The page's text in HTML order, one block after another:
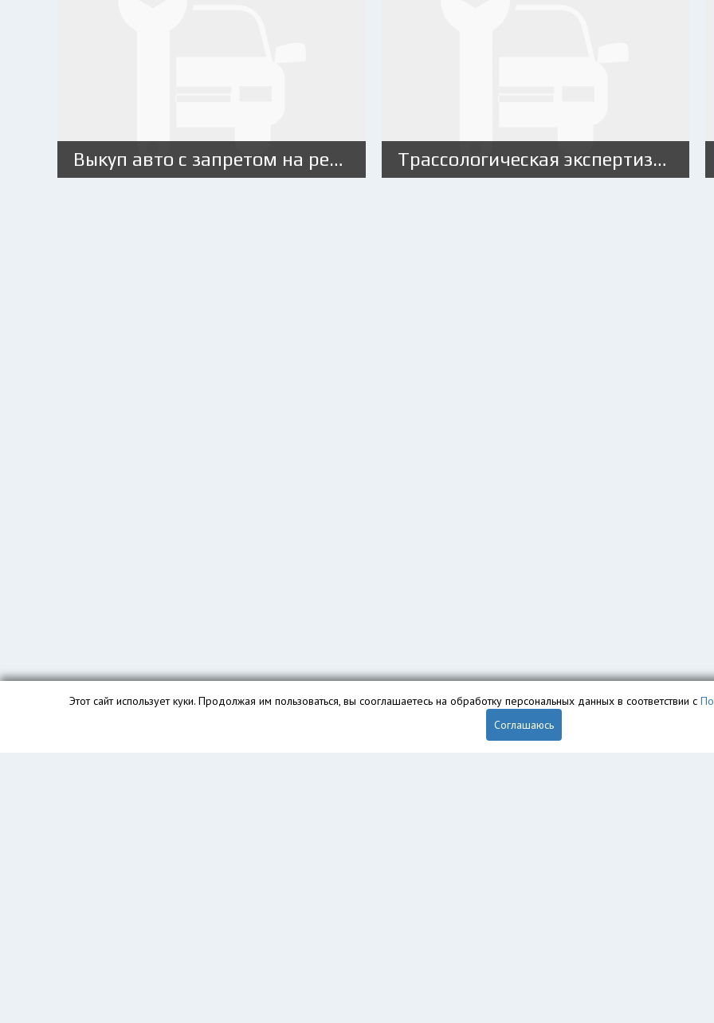
Выкуп авто с запретом на регистрационные действия: возможные риски и способы их устранения Трассологическая экспертиза после ДТП
Этот сайт использует куки. Продолжая им пользоваться, вы сооглашаетесь на обработку персональных данных в соответствии с
Соглашаюсь